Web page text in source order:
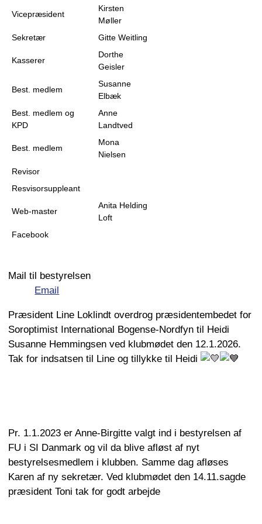
Vicepræsident
Kirsten
Møller
Sekretær
Gitte Weitling
Kasserer
Dorthe
Geisler
Best. medlem
Susanne
Elbæk
Best. medlem og
KPD
Anne
Landtved
Best. medlem
Mona
Nielsen
Revisor
Resvisorsuppleant
Web-master
Anita Helding
Loft
Facebook
Mail til bestyrelsen
Email
Præsident Line Loklindt overdrog præsidentembedet for
Soroptimist International Bogense-Nordfyn til Heidi
Susanne Hemmingsen ved klubmødet den 12.1.2026.
Tak for indsatsen til Line og tillykke til Heidi
Pr. 1.1.2023 er Anne-Birgitte valgt ind i bestyrelsen af
FU i SI Danmark og vil da blive afløst af nyt
bestyrelsesmedlem i klubben. Samme dag afløses
Karen af ny sekretær. Ved klubmødet den 14.11.sagde
præsident Toni tak for godt arbejde